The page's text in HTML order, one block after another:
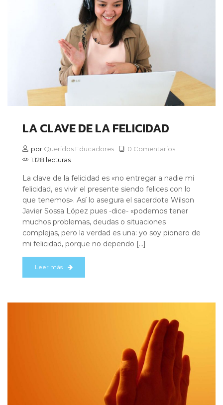
LA CLAVE DE LA FELICIDAD
por Queridos Educadores
0 Comentarios
1.128 lecturas
La clave de la felicidad es «no entregar a nadie mi
felicidad, es vivir el presente siendo felices con lo
que tenemos». Así lo asegura el sacerdote Wilson
Javier Sossa López pues -dice- «podemos tener
muchos problemas, deudas o situaciones
complejas, pero la verdad es una: yo soy pionero de
mi felicidad, porque no dependo […]
Leer más